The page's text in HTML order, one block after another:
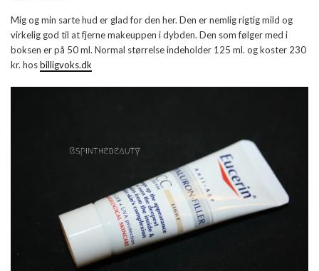
Mig og min sarte hud er glad for den her. Den er nemlig rigtig mild og
virkelig god til at fjerne makeuppen i dybden. Den som følger med i
boksen er på 50 ml. Normal størrelse indeholder 125 ml. og koster 230
kr. hosbilligvoks.dk